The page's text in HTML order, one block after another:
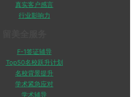
真实客户感言
行业影响力
F-1签证辅导
Top50名校跃升计划
名校背景提升
学术紧急应对
学术辅导